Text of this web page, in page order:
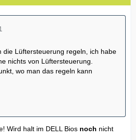
die Lüftersteuerung regeln, ich habe
nichts von Lüftersteuerung.
wo man das regeln kann
Wird halt im DELL Bios noch nicht